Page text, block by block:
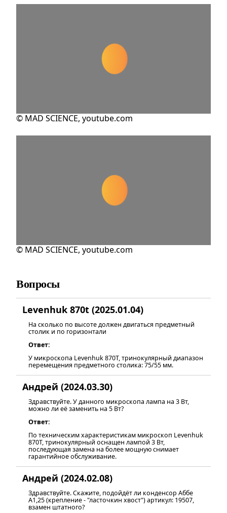
© MAD SCIENCE, youtube.com
© MAD SCIENCE, youtube.com
Вопросы
Levenhuk 870t (2025.01.04)
На сколько по высоте должен двигаться предметный
столик и по горизонтали
Ответ:
У микроскопа Levenhuk 870T, тринокулярный диапазон
перемещения предметного столика: 75/55 мм.
Андрей (2024.03.30)
Здравствуйте. У данного микроскопа лампа на 3 Вт,
можно ли её заменить на 5 Вт?
Ответ:
По техническим характеристикам микроскоп Levenhuk
870T, тринокулярный оснащен лампой 3 Вт,
последующая замена на более мощную снимает
гарантийное обслуживание.
Андрей (2024.02.08)
Здравствуйте. Скажите, подойдëт ли конденсор Аббе
А1,25 (крепление - "ласточкин хвост") артикул: 19507,
взамен штатного?